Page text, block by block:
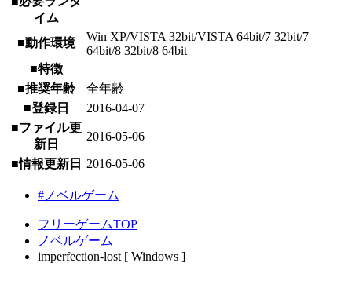
イム
■動作環境
Win XP/VISTA 32bit/VISTA 64bit/7 32bit/7
64bit/8 32bit/8 64bit
■特徴
■推奨年齢
全年齢
■登録日
2016-04-07
■ファイル更
新日
2016-05-06
■情報更新日 2016-05-06
#ノベルゲーム
フリーゲームTOP
ノベルゲーム
imperfection-lost [ Windows ]